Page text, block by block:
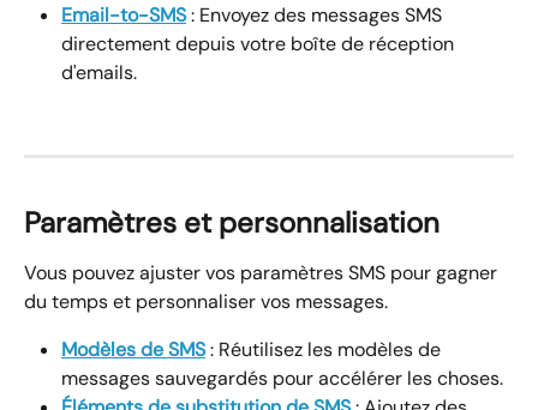
Email-to-SMS : Envoyez des messages SMS
directement depuis votre boîte de réception
d'emails.
Paramètres et personnalisation
Vous pouvez ajuster vos paramètres SMS pour gagner
du temps et personnaliser vos messages.
Modèles de SMS : Réutilisez les modèles de
messages sauvegardés pour accélérer les choses.